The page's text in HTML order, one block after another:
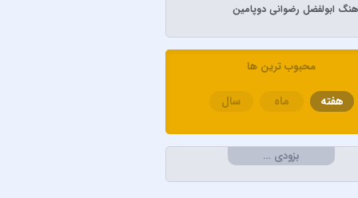
رضوانی
کامران و هومن
خواجه امیری
ابولفضل رضوانی دوپامین
محبوب ترین ها
هفته ماه سال
بزودی …